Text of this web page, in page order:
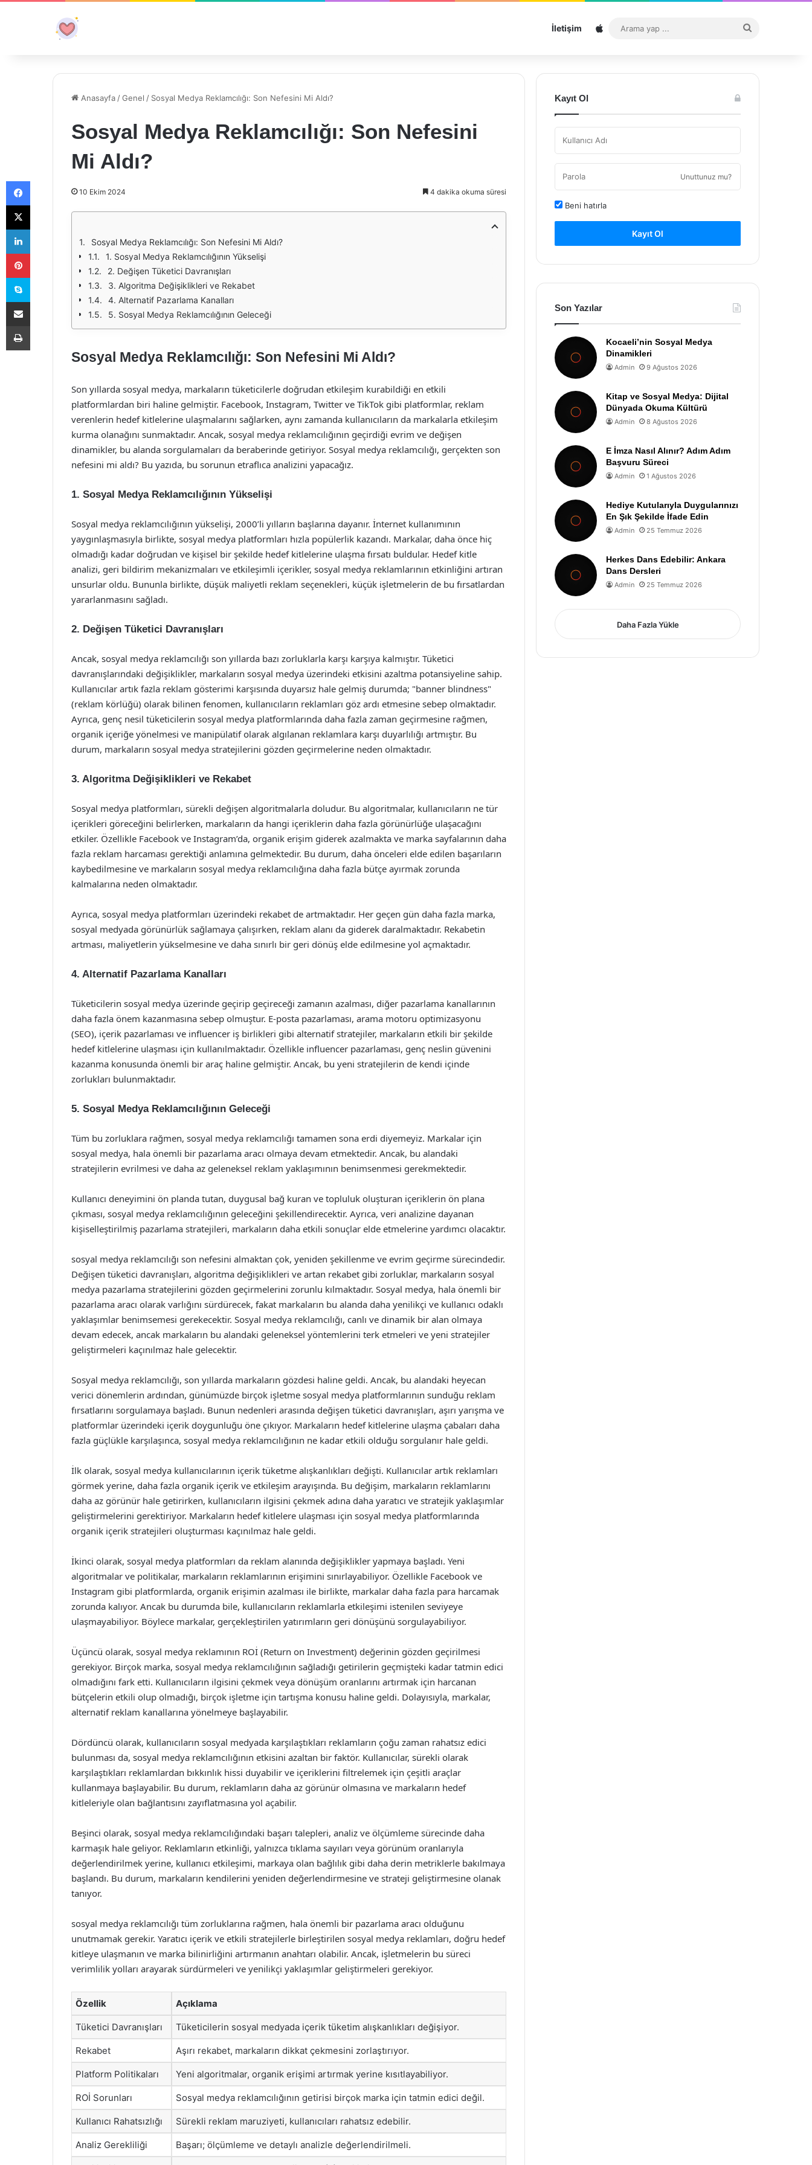
İletişim Sitemap
...
Anasayfa /Genel / Sosyal Medya Reklamcılığı: Son Nefesini Mi Aldı?
Sosyal Medya Reklamcılığı: Son Nefesini
Mi Aldı?
10 Ekim 2024 4 dakika okuma süresi
Sosyal Medya Reklamcılığı: Son Nefesini Mi Aldı?
1. Sosyal Medya Reklamcılığının Yükselişi
2. Değişen Tüketici Davranışları
3. Algoritma Değişiklikleri ve Rekabet
4. Alternatif Pazarlama Kanalları
5. Sosyal Medya Reklamcılığının Geleceği
Sosyal Medya Reklamcılığı: Son Nefesini Mi Aldı?
Son yıllarda sosyal medya, markaların tüketicilerle doğrudan etkileşim kurabildiği en etkili
platformlardan biri haline gelmiştir. Facebook, Instagram, Twitter ve TikTok gibi platformlar, reklam
verenlerin hedef kitlelerine ulaşmalarını sağlarken, aynı zamanda kullanıcıların da markalarla etkileşim
kurma olanağını sunmaktadır. Ancak, sosyal medya reklamcılığının geçirdiği evrim ve değişen
dinamikler, bu alanda sorgulamaları da beraberinde getiriyor. Sosyal medya reklamcılığı, gerçekten son
nefesini mi aldı? Bu yazıda, bu sorunun etraflıca analizini yapacağız.
1. Sosyal Medya Reklamcılığının Yükselişi
Sosyal medya reklamcılığının yükselişi, 2000’li yılların başlarına dayanır. İnternet kullanımının
yaygınlaşmasıyla birlikte, sosyal medya platformları hızla popülerlik kazandı. Markalar, daha önce hiç
olmadığı kadar doğrudan ve kişisel bir şekilde hedef kitlelerine ulaşma fırsatı buldular. Hedef kitle
analizi, geri bildirim mekanizmaları ve etkileşimli içerikler, sosyal medya reklamlarının etkinliğini artıran
unsurlar oldu. Bununla birlikte, düşük maliyetli reklam seçenekleri, küçük işletmelerin de bu fırsatlardan
yararlanmasını sağladı.
2. Değişen Tüketici Davranışları
Ancak, sosyal medya reklamcılığı son yıllarda bazı zorluklarla karşı karşıya kalmıştır. Tüketici
davranışlarındaki değişiklikler, markaların sosyal medya üzerindeki etkisini azaltma potansiyeline sahip.
Kullanıcılar artık fazla reklam gösterimi karşısında duyarsız hale gelmiş durumda; "banner blindness"
(reklam körlüğü) olarak bilinen fenomen, kullanıcıların reklamları göz ardı etmesine sebep olmaktadır.
Ayrıca, genç nesil tüketicilerin sosyal medya platformlarında daha fazla zaman geçirmesine rağmen,
organik içeriğe yönelmesi ve manipülatif olarak algılanan reklamlara karşı duyarlılığı artmıştır. Bu
durum, markaların sosyal medya stratejilerini gözden geçirmelerine neden olmaktadır.
3. Algoritma Değişiklikleri ve Rekabet
Sosyal medya platformları, sürekli değişen algoritmalarla doludur. Bu algoritmalar, kullanıcıların ne tür
içerikleri göreceğini belirlerken, markaların da hangi içeriklerin daha fazla görünürlüğe ulaşacağını
etkiler. Özellikle Facebook ve Instagram’da, organik erişim giderek azalmakta ve marka sayfalarının daha
fazla reklam harcaması gerektiği anlamına gelmektedir. Bu durum, daha önceleri elde edilen başarıların
kaybedilmesine ve markaların sosyal medya reklamcılığına daha fazla bütçe ayırmak zorunda
kalmalarına neden olmaktadır.
Ayrıca, sosyal medya platformları üzerindeki rekabet de artmaktadır. Her geçen gün daha fazla marka,
sosyal medyada görünürlük sağlamaya çalışırken, reklam alanı da giderek daralmaktadır. Rekabetin
artması, maliyetlerin yükselmesine ve daha sınırlı bir geri dönüş elde edilmesine yol açmaktadır.
4. Alternatif Pazarlama Kanalları
Tüketicilerin sosyal medya üzerinde geçirip geçireceği zamanın azalması, diğer pazarlama kanallarının
daha fazla önem kazanmasına sebep olmuştur. E-posta pazarlaması, arama motoru optimizasyonu
(SEO), içerik pazarlaması ve influencer iş birlikleri gibi alternatif stratejiler, markaların etkili bir şekilde
hedef kitlelerine ulaşması için kullanılmaktadır. Özellikle influencer pazarlaması, genç neslin güvenini
kazanma konusunda önemli bir araç haline gelmiştir. Ancak, bu yeni stratejilerin de kendi içinde
zorlukları bulunmaktadır.
5. Sosyal Medya Reklamcılığının Geleceği
Tüm bu zorluklara rağmen, sosyal medya reklamcılığı tamamen sona erdi diyemeyiz. Markalar için
sosyal medya, hala önemli bir pazarlama aracı olmaya devam etmektedir. Ancak, bu alandaki
stratejilerin evrilmesi ve daha az geleneksel reklam yaklaşımının benimsenmesi gerekmektedir.
Kullanıcı deneyimini ön planda tutan, duygusal bağ kuran ve topluluk oluşturan içeriklerin ön plana
çıkması, sosyal medya reklamcılığının geleceğini şekillendirecektir. Ayrıca, veri analizine dayanan
kişiselleştirilmiş pazarlama stratejileri, markaların daha etkili sonuçlar elde etmelerine yardımcı olacaktır.
sosyal medya reklamcılığı son nefesini almaktan çok, yeniden şekillenme ve evrim geçirme sürecindedir.
Değişen tüketici davranışları, algoritma değişiklikleri ve artan rekabet gibi zorluklar, markaların sosyal
medya pazarlama stratejilerini gözden geçirmelerini zorunlu kılmaktadır. Sosyal medya, hala önemli bir
pazarlama aracı olarak varlığını sürdürecek, fakat markaların bu alanda daha yenilikçi ve kullanıcı odaklı
yaklaşımlar benimsemesi gerekecektir. Sosyal medya reklamcılığı, canlı ve dinamik bir alan olmaya
devam edecek, ancak markaların bu alandaki geleneksel yöntemlerini terk etmeleri ve yeni stratejiler
geliştirmeleri kaçınılmaz hale gelecektir.
Sosyal medya reklamcılığı, son yıllarda markaların gözdesi haline geldi. Ancak, bu alandaki heyecan
verici dönemlerin ardından, günümüzde birçok işletme sosyal medya platformlarının sunduğu reklam
fırsatlarını sorgulamaya başladı. Bunun nedenleri arasında değişen tüketici davranışları, aşırı yarışma ve
platformlar üzerindeki içerik doygunluğu öne çıkıyor. Markaların hedef kitlelerine ulaşma çabaları daha
fazla güçlükle karşılaşınca, sosyal medya reklamcılığının ne kadar etkili olduğu sorgulanır hale geldi.
İlk olarak, sosyal medya kullanıcılarının içerik tüketme alışkanlıkları değişti. Kullanıcılar artık reklamları
görmek yerine, daha fazla organik içerik ve etkileşim arayışında. Bu değişim, markaların reklamlarını
daha az görünür hale getirirken, kullanıcıların ilgisini çekmek adına daha yaratıcı ve stratejik yaklaşımlar
geliştirmelerini gerektiriyor. Markaların hedef kitlelere ulaşması için sosyal medya platformlarında
organik içerik stratejileri oluşturması kaçınılmaz hale geldi.
İkinci olarak, sosyal medya platformları da reklam alanında değişiklikler yapmaya başladı. Yeni
algoritmalar ve politikalar, markaların reklamlarının erişimini sınırlayabiliyor. Özellikle Facebook ve
Instagram gibi platformlarda, organik erişimin azalması ile birlikte, markalar daha fazla para harcamak
zorunda kalıyor. Ancak bu durumda bile, kullanıcıların reklamlarla etkileşimi istenilen seviyeye
ulaşmayabiliyor. Böylece markalar, gerçekleştirilen yatırımların geri dönüşünü sorgulayabiliyor.
Üçüncü olarak, sosyal medya reklamının ROİ (Return on Investment) değerinin gözden geçirilmesi
gerekiyor. Birçok marka, sosyal medya reklamcılığının sağladığı getirilerin geçmişteki kadar tatmin edici
olmadığını fark etti. Kullanıcıların ilgisini çekmek veya dönüşüm oranlarını artırmak için harcanan
bütçelerin etkili olup olmadığı, birçok işletme için tartışma konusu haline geldi. Dolayısıyla, markalar,
alternatif reklam kanallarına yönelmeye başlayabilir.
Dördüncü olarak, kullanıcıların sosyal medyada karşılaştıkları reklamların çoğu zaman rahatsız edici
bulunması da, sosyal medya reklamcılığının etkisini azaltan bir faktör. Kullanıcılar, sürekli olarak
karşılaştıkları reklamlardan bıkkınlık hissi duyabilir ve içeriklerini filtrelemek için çeşitli araçlar
kullanmaya başlayabilir. Bu durum, reklamların daha az görünür olmasına ve markaların hedef
kitleleriyle olan bağlantısını zayıflatmasına yol açabilir.
Beşinci olarak, sosyal medya reklamcılığındaki başarı talepleri, analiz ve ölçümleme sürecinde daha
karmaşık hale geliyor. Reklamların etkinliği, yalnızca tıklama sayıları veya görünüm oranlarıyla
değerlendirilmek yerine, kullanıcı etkileşimi, markaya olan bağlılık gibi daha derin metriklerle bakılmaya
başlandı. Bu durum, markaların kendilerini yeniden değerlendirmesine ve strateji geliştirmesine olanak
tanıyor.
sosyal medya reklamcılığı tüm zorluklarına rağmen, hala önemli bir pazarlama aracı olduğunu
unutmamak gerekir. Yaratıcı içerik ve etkili stratejilerle birleştirilen sosyal medya reklamları, doğru hedef
kitleye ulaşmanın ve marka bilinirliğini artırmanın anahtarı olabilir. Ancak, işletmelerin bu süreci
verimlilik yolları arayarak sürdürmeleri ve yenilikçi yaklaşımlar geliştirmeleri gerekiyor.
Özellik Açıklama
Tüketici Davranışları Tüketicilerin sosyal medyada içerik tüketim alışkanlıkları değişiyor.
Rekabet Aşırı rekabet, markaların dikkat çekmesini zorlaştırıyor.
Platform Politikaları Yeni algoritmalar, organik erişimi artırmak yerine kısıtlayabiliyor.
ROİ Sorunları Sosyal medya reklamcılığının getirisi birçok marka için tatmin edici değil.
Kullanıcı Rahatsızlığı Sürekli reklam maruziyeti, kullanıcıları rahatsız edebilir.
Analiz Gerekliliği Başarı; ölçümleme ve detaylı analizle değerlendirilmeli.
Kayıt Ol
Unuttunuz mu?
Beni hatırla
Kayıt Ol
Son Yazılar
Kocaeli’nin Sosyal Medya
Dinamikleri
Admin 9 Ağustos 2026
Kitap ve Sosyal Medya: Dijital
Dünyada Okuma Kültürü
Admin 8 Ağustos 2026
E İmza Nasıl Alınır? Adım Adım
Başvuru Süreci
Admin 1 Ağustos 2026
Hediye Kutularıyla Duygularınızı
En Şık Şekilde İfade Edin
Admin 25 Temmuz 2026
Herkes Dans Edebilir: Ankara
Dans Dersleri
Admin 25 Temmuz 2026
Daha Fazla Yükle
Facebook
X
LinkedIn
Pinterest
Skype
E-Posta ile paylaş